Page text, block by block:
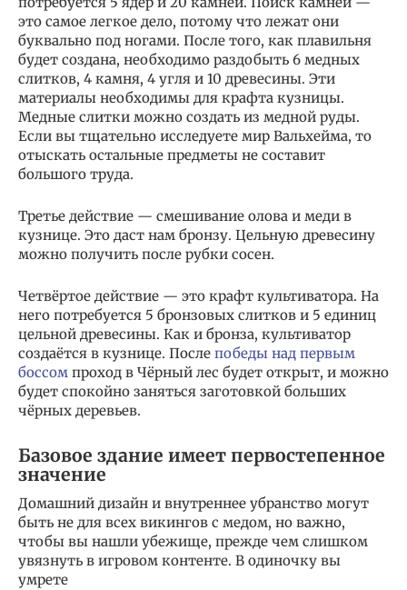
это самое легкое дело, потому что лежат они
буквально под ногами. После того, как плавильня
будет создана, необходимо раздобыть 6 медных
слитков, 4 камня, 4 угля и 10 древесины. Эти
материалы необходимы для крафта кузницы.
Медные слитки можно создать из медной руды.
Если вы тщательно исследуете мир Вальхейма, то
отыскать остальные предметы не составит
большого труда.
Третье действие — смешивание олова и меди в
кузнице. Это даст нам бронзу. Цельную древесину
можно получить после рубки сосен.
Четвёртое действие — это крафт культиватора. На
него потребуется 5 бронзовых слитков и 5 единиц
цельной древесины. Как и бронза, культиватор
создаётся в кузнице. После победы над первым
боссом проход в Чёрный лес будет открыт, и можно
будет спокойно заняться заготовкой больших
чёрных деревьев.
Базовое здание имеет первостепенное
значение
Домашний дизайн и внутреннее убранство могут
быть не для всех викингов с медом, но важно,
чтобы вы нашли убежище, прежде чем слишком
увязнуть в игровом контенте. В одиночку вы
умрете